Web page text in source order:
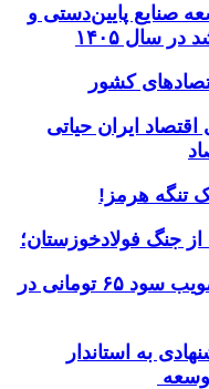
صنایع پایین‌دستی و
سال ۱۴۰۵
ایران حیاتی
تنگه هرمز!
جنگ فولادخوزستان؛
اخبار گروه سرمایه گذاری تصویب سود ۶۵ تومانی در
به استاندار